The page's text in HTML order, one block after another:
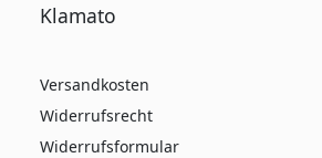
Klamato
Versandkosten
Widerrufsrecht
Widerrufsformular